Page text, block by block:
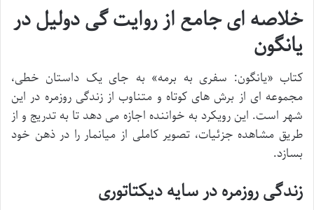
خلاصه ای جامع از روایت گی دولیل در
یانگون
کتاب «یانگون: سفری به برمه» به جای یک داستان خطی،
مجموعه ای از برش های کوتاه و متناوب از زندگی روزمره در این
شهر است. این رویکرد به خواننده اجازه می دهد تا به تدریج و از
طریق مشاهده جزئیات، تصویر کاملی از میانمار را در ذهن خود
بسازد.
زندگی روزمره در سایه دیکتاتوری